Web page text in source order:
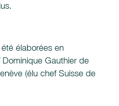
élaborées en
Gauthier de
(élu chef Suisse de